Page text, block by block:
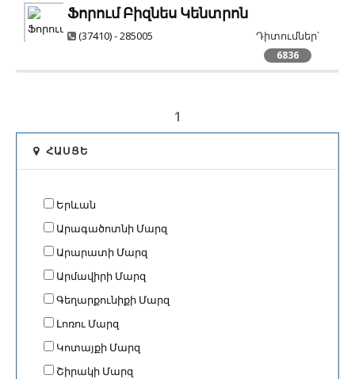
Ֆորում Բիզնես Կենտրոն
Դիտումներ՝
6836
(37410) - 285005
1
ՀԱՍՑԵ
Երևան
Արագածոտնի Մարզ
Արարատի Մարզ
Արմավիրի Մարզ
Գեղարքունիքի Մարզ
Լոռու Մարզ
Կոտայքի Մարզ
Շիրակի Մարզ